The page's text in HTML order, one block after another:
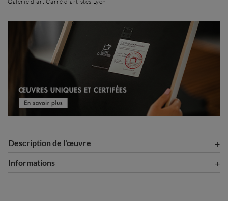
Description de l'œuvre
Informations